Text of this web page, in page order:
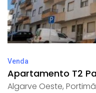
Venda
Apartamento T2
Algarve Oeste,